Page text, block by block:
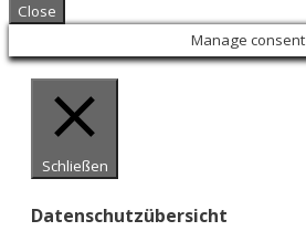
Close
Manage consent
Schließen
Datenschutzübersicht